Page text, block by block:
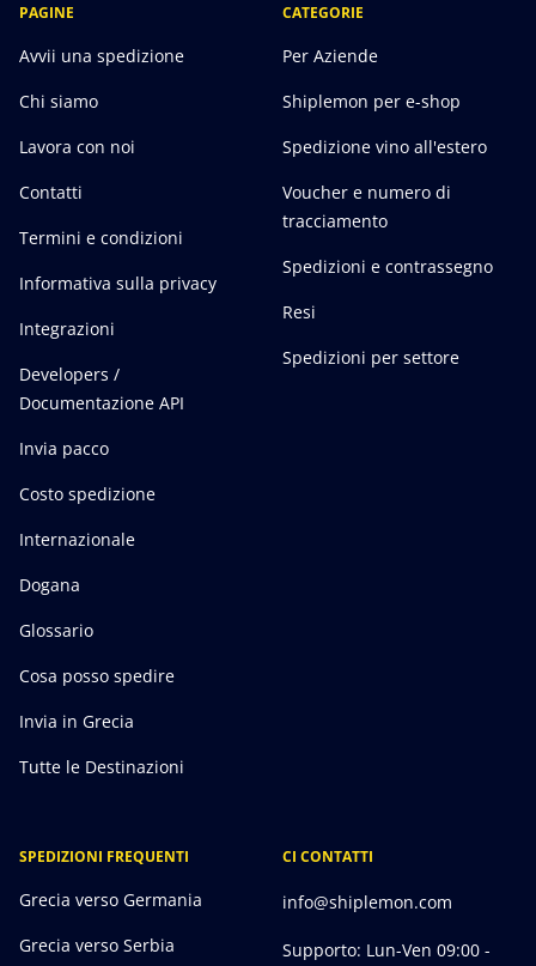
PAGINE
Avvii una spedizione
Chi siamo
Lavora con noi
Contatti
Termini e condizioni
Informativa sulla privacy
Integrazioni
Developers /
Documentazione API
Invia pacco
Costo spedizione
Internazionale
Dogana
Glossario
Cosa posso spedire
Invia in Grecia
Tutte le Destinazioni
CATEGORIE
Per Aziende
Shiplemon per e-shop
Spedizione vino all'estero
Voucher e numero di
tracciamento
Spedizioni e contrassegno
Resi
Spedizioni per settore
SPEDIZIONI FREQUENTI
Grecia verso Germania
Grecia verso Serbia
CI CONTATTI
info@shiplemon.com
Supporto: Lun-Ven 09:00 -